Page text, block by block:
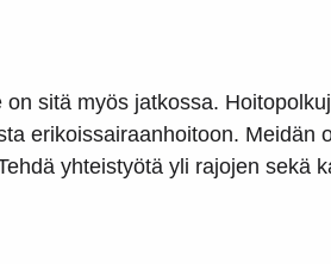
sitä myös jatkossa.
erikoissairaanhoitoon. Meidän
yhteistyötä yli rajojen sekä